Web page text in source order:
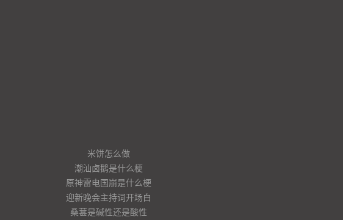
米饼怎么做
潮汕卤鹅是什么梗
原神雷电国崩是什么梗
迎新晚会主持词开场白
桑葚是碱性还是酸性